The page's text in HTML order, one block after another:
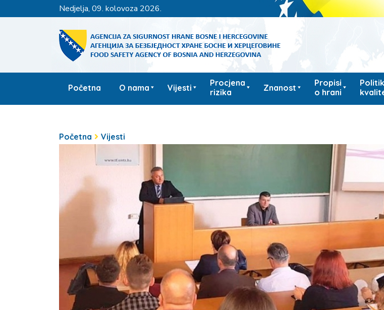
nedjelja, 09. kolovoza 2026.
Početna O nama Vijesti
Procjena
rizika
Znanost
Propisi
o hrani
Početna Vijesti